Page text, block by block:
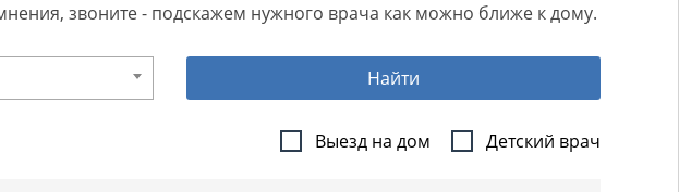
звоните - подскажем нужного врача как можно ближе к дому.
Найти
Выезд на дом Детский врач